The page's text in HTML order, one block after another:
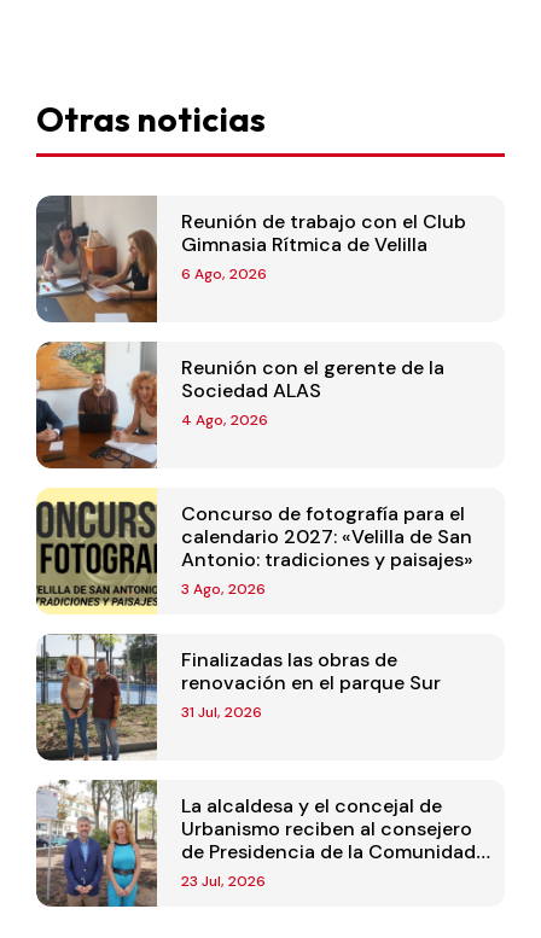
Otras noticias
Reunión de trabajo con el Club
Gimnasia Rítmica de Velilla
6 Ago, 2026
Reunión con el gerente de la
Sociedad ALAS
4 Ago, 2026
Concurso de fotografía para el
calendario 2027: «Velilla de San
Antonio: tradiciones y paisajes»
3 Ago, 2026
Finalizadas las obras de
renovación en el parque Sur
31 Jul, 2026
La alcaldesa y el concejal de
Urbanismo reciben al consejero
de Presidencia de la Comunidad
de Madrid
23 Jul, 2026